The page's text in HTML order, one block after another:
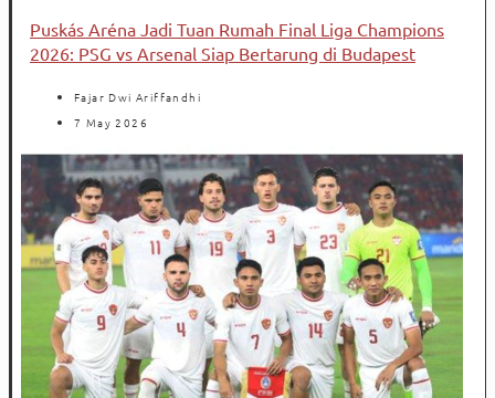
Puskás Aréna Jadi Tuan Rumah Final Liga Champions
2026: PSG vs Arsenal Siap Bertarung di Budapest
Fajar Dwi Ariffandhi
7 May 2026